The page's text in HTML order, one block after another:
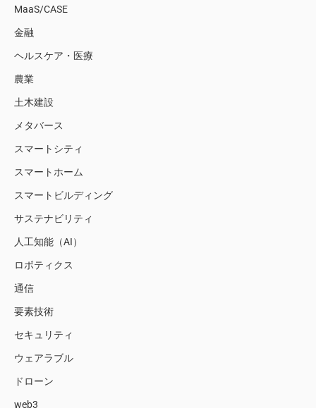
MaaS/CASE
金融
ヘルスケア・医療
農業
土木建設
メタバース
スマートシティ
スマートホーム
スマートビルディング
サステナビリティ
人工知能（AI）
ロボティクス
通信
要素技術
セキュリティ
ウェアラブル
ドローン
web3